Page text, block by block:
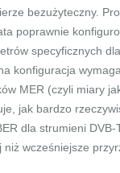
bezużyteczny.
poprawnie
specyficznych
konfiguracja
MER (czyli miary
jak bardzo
dla strumieni DVB-
wcześniejsze